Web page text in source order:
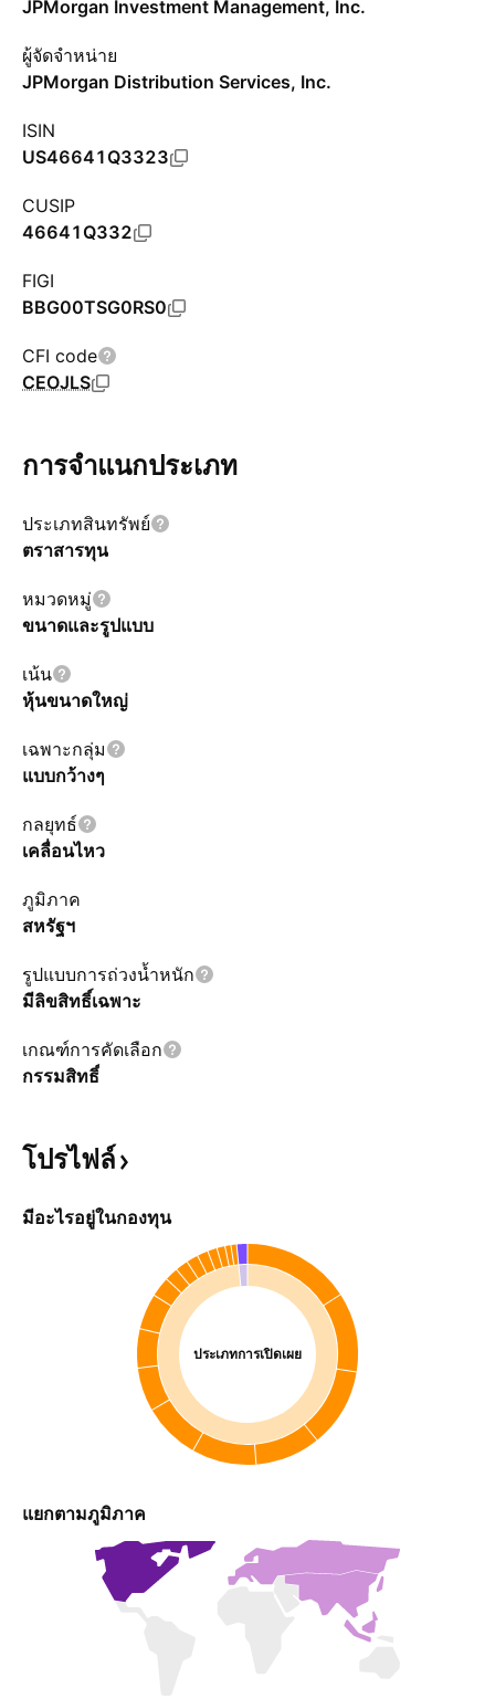
JPMorgan Investment Management, Inc.
ผู้จัดจำหน่าย
JPMorgan Distribution Services, Inc.
ISIN
US46641Q3323
CUSIP
46641Q332
FIGI
BBG00TSG0RS0
CFI code
CEOJLS
การจำแนกประเภท
ประเภทสินทรัพย์
ตราสารทุน
หมวดหมู่
ขนาดและรูปแบบ
เน้น
หุ้นขนาดใหญ่
เฉพาะกลุ่ม
แบบกว้างๆ
กลยุทธ์
เคลื่อนไหว
ภูมิภาค
สหรัฐฯ
รูปแบบการถ่วงน้ำหนัก
มีลิขสิทธิ์เฉพาะ
เกณฑ์การคัดเลือก
กรรมสิทธิ์
โปรไฟล์
มีอะไรอยู่ในกองทุน
ประเภทการเปิดเผย
แยกตามภูมิภาค